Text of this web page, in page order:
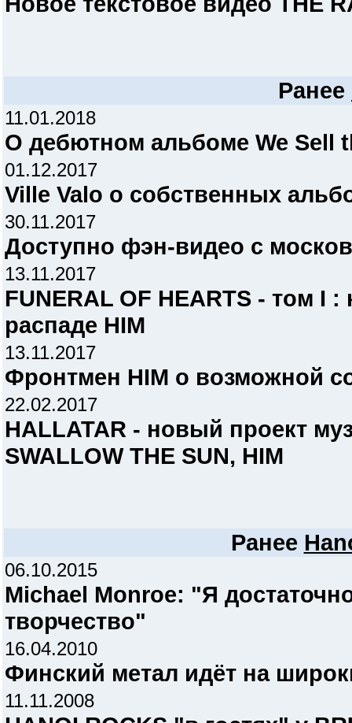
Ранее
11.01.2018
О дебютном альбоме We Sell
01.12.2017
Ville Valo о собственных
30.11.2017
Доступно фэн-видео с
13.11.2017
FUNERAL OF HEARTS - том I
распаде HIM
13.11.2017
Фронтмен HIM о возможной
22.02.2017
HALLATAR - новый проект
SWALLOW THE SUN, HIM
Ранее
06.10.2015
Michael Monroe: "Я
творчество"
16.04.2010
Финский метал идёт на
11.11.2008